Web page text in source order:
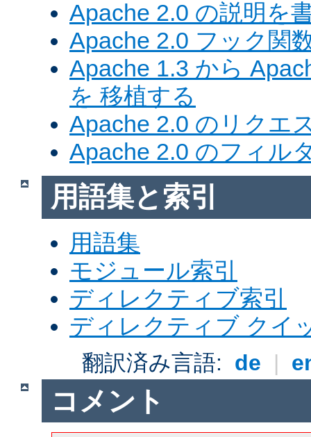
Apache 2.0 の説明を
Apache 2.0 フック関
Apache 1.3 から
を 移植する
Apache 2.0 のリクエ
Apache 2.0 のフィル
用語集と索引
用語集
モジュール索引
ディレクティブ索引
ディレクティブ クイ
翻訳済み言語: de |
コメント